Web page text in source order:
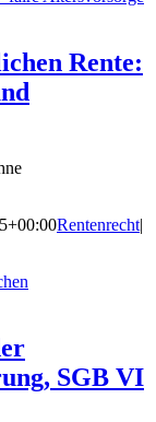
Rente:
Rentenrecht|
SGB VI